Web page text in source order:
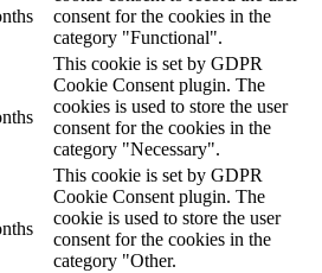
consent for the cookies in the
category "Functional".
This cookie is set by GDPR
Cookie Consent plugin. The
cookies is used to store the user
consent for the cookies in the
category "Necessary".
This cookie is set by GDPR
Cookie Consent plugin. The
cookie is used to store the user
consent for the cookies in the
category "Other.